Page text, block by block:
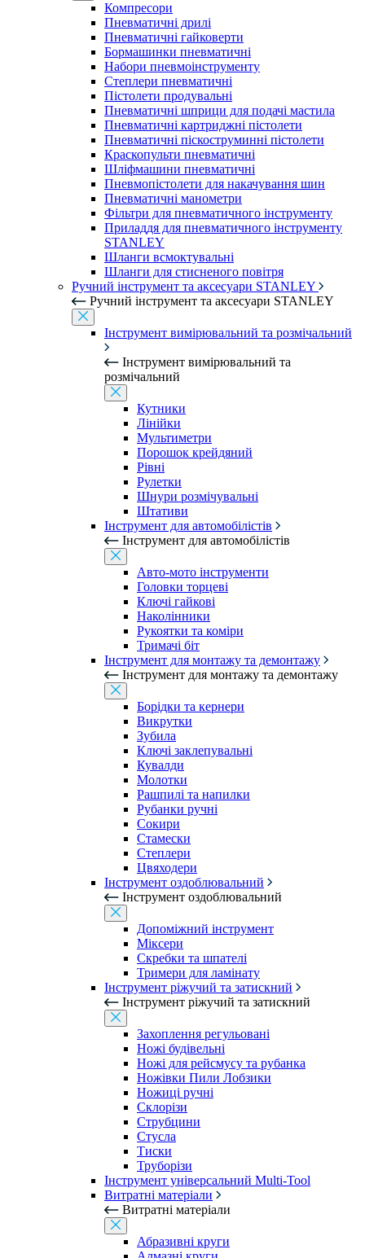
Компресори
Пневматичні дрилі
Пневматичні гайковерти
Бормашинки пневматичні
Набори пневмоінструменту
Степлери пневматичні
Пістолети продувальні
Пневматичні шприци для подачі мастила
Пневматичні картриджні пістолети
Пневматичні піскоструминні пістолети
Краскопульти пневматичні
Шліфмашини пневматичні
Пневмопістолети для накачування шин
Пневматичні манометри
Фільтри для пневматичного інструменту
Приладдя для пневматичного інструменту
STANLEY
Шланги всмоктувальні
Шланги для стисненого повітря
Ручний інструмент та аксесуари STANLEY
Ручний інструмент та аксесуари STANLEY
Інструмент вимірювальний та розмічальний
Інструмент вимірювальний та
розмічальний
Кутники
Лінійки
Мультиметри
Порошок крейдяний
Рівні
Рулетки
Шнури розмічувальні
Штативи
Інструмент для автомобілістів
Інструмент для автомобілістів
Авто-мото інструменти
Головки торцеві
Ключі гайкові
Наколінники
Рукоятки та коміри
Тримачі біт
Інструмент для монтажу та демонтажу
Інструмент для монтажу та демонтажу
Борідки та кернери
Викрутки
Зубила
Ключі заклепувальні
Кувалди
Молотки
Рашпилі та напилки
Рубанки ручні
Сокири
Стамески
Степлери
Цвяходери
Інструмент оздоблювальний
Інструмент оздоблювальний
Допоміжний інструмент
Міксери
Скребки та шпателі
Тримери для ламінату
Інструмент ріжучий та затискний
Інструмент ріжучий та затискний
Захоплення регульовані
Ножі будівельні
Ножі для рейсмусу та рубанка
Ножівки Пили Лобзики
Ножиці ручні
Склорізи
Струбцини
Стусла
Тиски
Труборізи
Інструмент універсальний Multi-Tool
Витратні матеріали
Витратні матеріали
Абразивні круги